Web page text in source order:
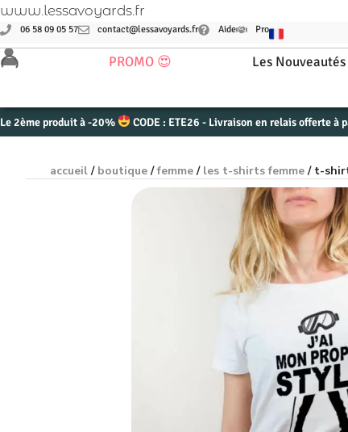
www.lessavoyards.fr
06 58 09 05 57 contact@lessavoyards.fr Aide Pro
PROMO 😍 Les Nouveautés
Le 2ème produit à -20% CODE : ETE26 - Livraison en relais offerte à
accueil / boutique /femme / les t-shirts femme / t-